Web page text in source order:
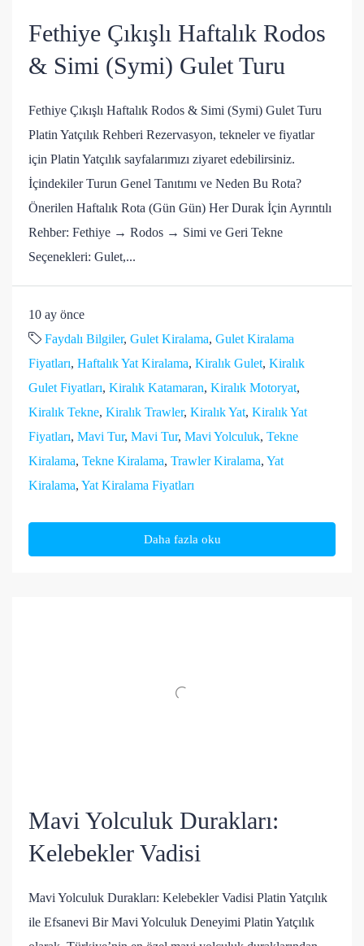
Fethiye Çıkışlı Haftalık Rodos
& Simi (Symi) Gulet Turu
Fethiye Çıkışlı Haftalık Rodos & Simi (Symi) Gulet Turu
Platin Yatçılık Rehberi Rezervasyon, tekneler ve fiyatlar
için Platin Yatçılık sayfalarımızı ziyaret edebilirsiniz.
İçindekiler Turun Genel Tanıtımı ve Neden Bu Rota?
Önerilen Haftalık Rota (Gün Gün) Her Durak İçin Ayrıntılı
Rehber: Fethiye → Rodos → Simi ve Geri Tekne
Seçenekleri: Gulet,...
10 ay önce
Faydalı Bilgiler, Gulet Kiralama, Gulet Kiralama
Fiyatları, Haftalık Yat Kiralama, Kiralık Gulet, Kiralık
Gulet Fiyatları, Kiralık Katamaran, Kiralık Motoryat,
Kiralık Tekne, Kiralık Trawler, Kiralık Yat, Kiralık Yat
Fiyatları, Mavi Tur, Mavi Tur, Mavi Yolculuk, Tekne
Kiralama, Tekne Kiralama, Trawler Kiralama, Yat
Kiralama, Yat Kiralama Fiyatları
Daha fazla oku
Mavi Yolculuk Durakları:
Kelebekler Vadisi
Mavi Yolculuk Durakları: Kelebekler Vadisi Platin Yatçılık
ile Efsanevi Bir Mavi Yolculuk Deneyimi Platin Yatçılık